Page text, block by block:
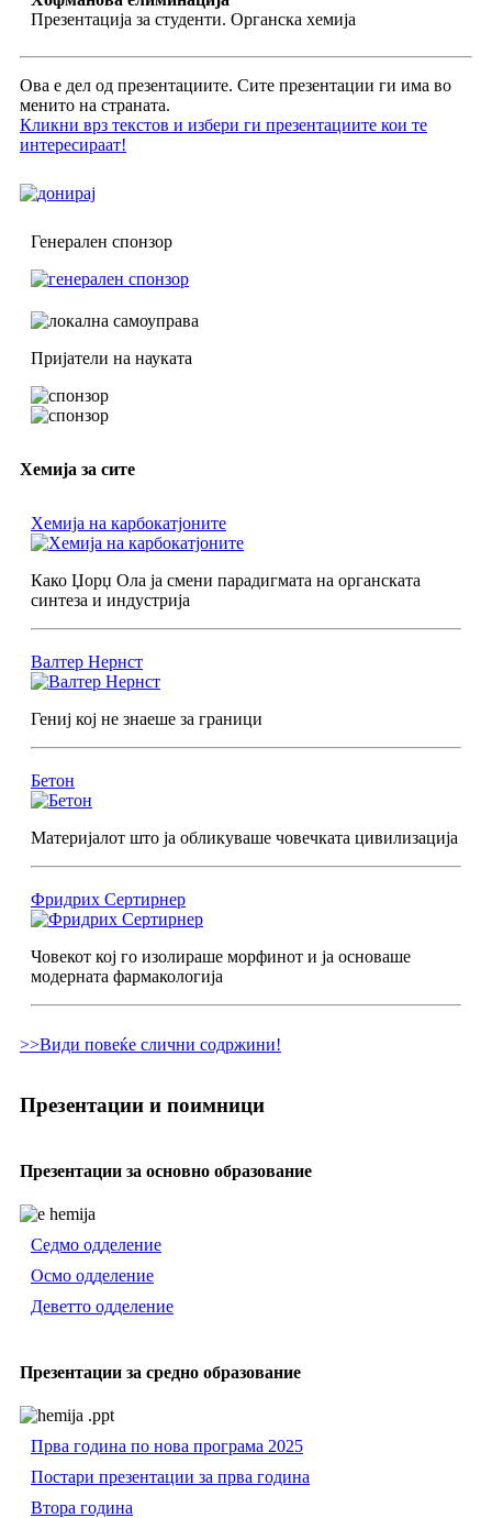
Презентација за студенти. Органска хемија
Ова е дел од презентациите. Сите презентации ги има во
менито на страната.
Кликни врз текстов и избери ги презентациите кои те
интересираат!
Генерален спонзор
Пријатели на науката
Хемија за сите
Хемија на карбокатјоните
Како Џорџ Ола ја смени парадигмата на органската
синтеза и индустрија
Валтер Нернст
Гениј кој не знаеше за граници
Бетон
Материјалот што ја обликуваше човечката цивилизација
Фридрих Сертирнер
Човекот кој го изолираше морфинот и ја основаше
модерната фармакологија
>>Види повеќе слични содржини!
Презентации и поимници
Презентации за основно образование
Седмо одделение
Осмо одделение
Деветто одделение
Презентации за средно образование
Прва година по нова програма 2025
Постари презентации за прва година
Втора година